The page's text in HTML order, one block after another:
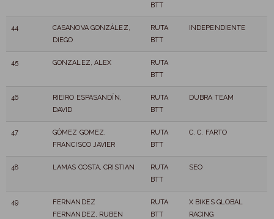
BTT
44
CASANOVA GONZÁLEZ,
DIEGO
RUTA
BTT
INDEPENDIENTE
45 GONZALEZ, ALEX
RUTA
BTT
46
RIEIRO ESPASANDÍN,
DAVID
RUTA
BTT
DUBRA TEAM
47
GÓMEZ GOMEZ,
FRANCISCO JAVIER
RUTA
BTT
C. C. FARTO
48 LAMAS COSTA, CRISTIAN
RUTA
BTT
SEO
49
FERNANDEZ
FERNANDEZ, RUBEN
RUTA
BTT
X BIKES GLOBAL
RACING